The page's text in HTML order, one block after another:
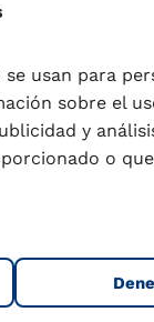
usan para
sobre el
y
o
en adultos y
de cadmio,
no
en niños
de varios
aceptables.
atún enlatado.